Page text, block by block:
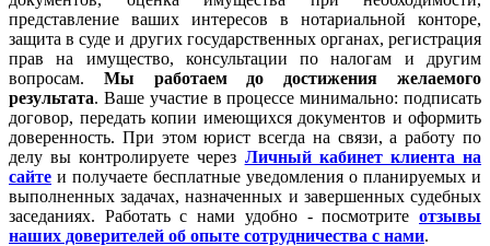
представление ваших интересов в нотариальной конторе,
защита в суде и других государственных органах, регистрация
прав на имущество, консультации по налогам и другим
вопросам. Мы работаем
до достижения желаемого
результата. Ваше участие в процессе минимально: подписать
договор, передать копии имеющихся документов и оформить
доверенность. При этом юрист всегда на связи, а работу по
делу вы контролируете через Личный кабинет клиента на
сайте и получаете бесплатные уведомления о планируемых и
выполненных задачах, назначенных и завершенных судебных
заседаниях. Работать с нами удобно - посмотрите отзывы
наших доверителей об опыте сотрудничества с нами.